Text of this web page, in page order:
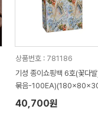
상품번호 : 781186
기성 종이쇼핑백 6호(꽃다
묶음-
mm)
40,700원